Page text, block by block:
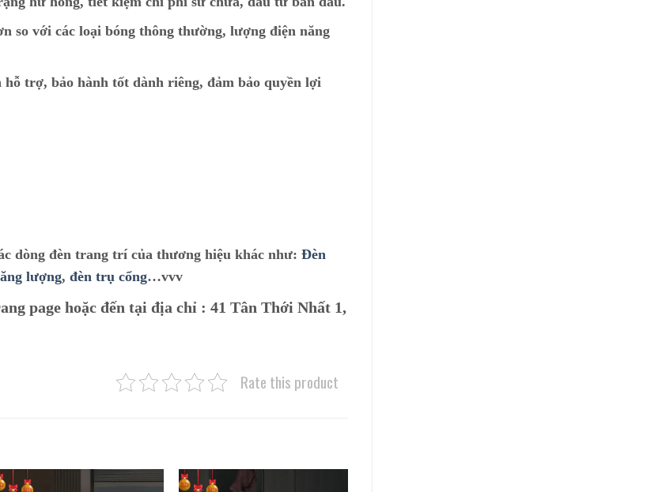
so với các loại bóng thông thường, lượng điện năng
trợ, bảo hành tốt dành riêng, đảm bảo quyền lợi
dòng đèn trang trí của thương hiệu khác như: Đèn
lượng, đèn trụ cổng…vvv
page hoặc đến tại địa chỉ : 41 Tân Thới Nhất 1,
Rate this product